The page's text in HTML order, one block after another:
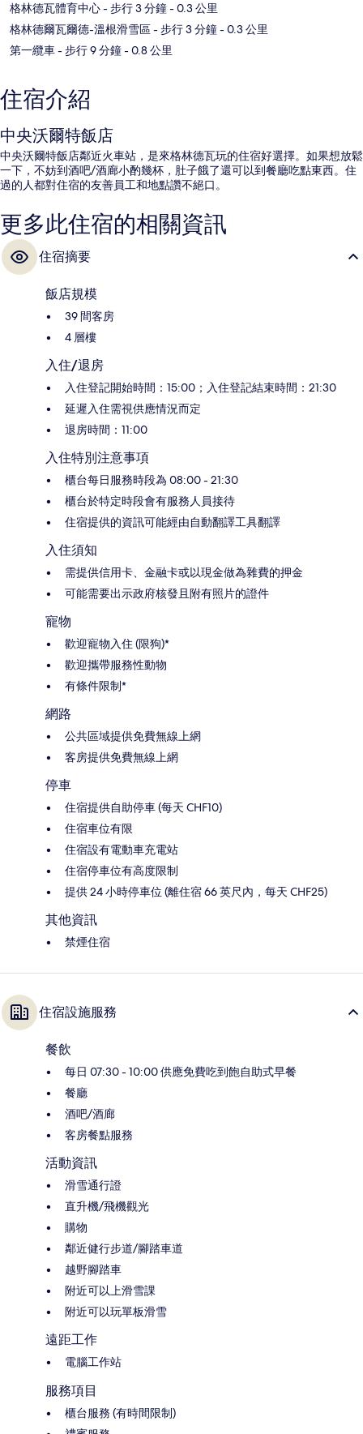
格林德瓦體育中心- 步行 3 分鐘- 0.3 公里
格林德爾瓦爾德-溫根滑雪區- 步行 3 分鐘- 0.3 公里
第一纜車- 步行 9 分鐘- 0.8 公里
住宿介紹
中央沃爾特飯店
中央沃爾特飯店鄰近火車站，是來格林德瓦玩的住宿好選擇。如果想放鬆
一下，不妨到酒吧/酒廊小酌幾杯，肚子餓了還可以到餐廳吃點東西。住
過的人都對住宿的友善員工和地點讚不絕口。
更多此住宿的相關資訊
住宿摘要
飯店規模
39 間客房
4 層樓
入住/退房
入住登記開始時間：15:00；入住登記結束時間：21:30
延遲入住需視供應情況而定
退房時間：11:00
入住特別注意事項
櫃台每日服務時段為 08:00 - 21:30
櫃台於特定時段會有服務人員接待
住宿提供的資訊可能經由自動翻譯工具翻譯
入住須知
需提供信用卡、金融卡或以現金做為雜費的押金
可能需要出示政府核發且附有照片的證件
寵物
歡迎寵物入住 (限狗)*
歡迎攜帶服務性動物
有條件限制*
網路
公共區域提供免費無線上網
客房提供免費無線上網
停車
住宿提供自助停車 (每天 CHF10)
住宿車位有限
住宿設有電動車充電站
住宿停車位有高度限制
提供 24 小時停車位 (離住宿 66 英尺內，每天 CHF25)
其他資訊
禁煙住宿
住宿設施服務
餐飲
每日 07:30 - 10:00 供應免費吃到飽自助式早餐
餐廳
酒吧/酒廊
客房餐點服務
活動資訊
滑雪通行證
直升機/飛機觀光
購物
鄰近健行步道/腳踏車道
越野腳踏車
附近可以上滑雪課
附近可以玩單板滑雪
遠距工作
電腦工作站
服務項目
櫃台服務 (有時間限制)